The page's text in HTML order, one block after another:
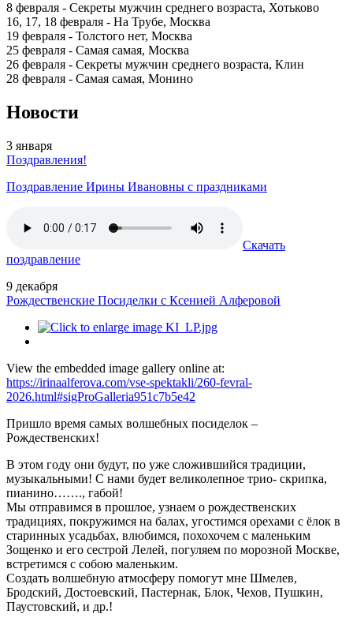
8 февраля - Секреты мужчин среднего возраста, Хотьково
16, 17, 18 февраля - На Трубе, Москва
19 февраля - Толстого нет, Москва
25 февраля - Самая самая, Москва
26 февраля - Секреты мужчин среднего возраста, Клин
28 февраля - Самая самая, Монино
Новости
3 января
Поздравления!
Поздравление Ирины Ивановны с праздниками
Скачать
поздравление
9 декабря
Рождественские Посиделки с Ксенией Алферовой
View the embedded image gallery online at:
https://irinaalferova.com/vse-spektakli/260-fevral-
2026.html#sigProGalleria951c7b5e42
Пришло время самых волшебных посиделок –
Рождественских!
В этом году они будут, по уже сложившийся традиции,
музыкальными! С нами будет великолепное трио- скрипка,
пианино……., габой!
Мы отправимся в прошлое, узнаем о рождественских
традициях, покружимся на балах, угостимся орехами с ёлок в
старинных усадьбах, влюбимся, похохочем с маленьким
Зощенко и его сестрой Лелей, погуляем по морозной Москве,
встретимся с собою маленьким.
Создать волшебную атмосферу помогут мне Шмелев,
Бродский, Достоевский, Пастернак, Блок, Чехов, Пушкин,
Паустовский, и др.!